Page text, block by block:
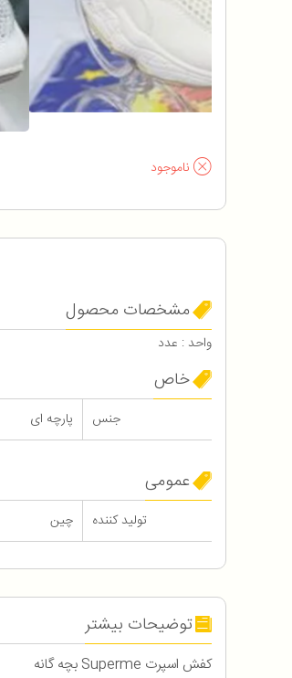
ناموجود
مشخصات محصول
واحد : عدد
خاص
جنس پارچه ای
عمومی
تولید کننده چین
توضیحات بیشتر
کفش اسپرت Superme بچه گانه